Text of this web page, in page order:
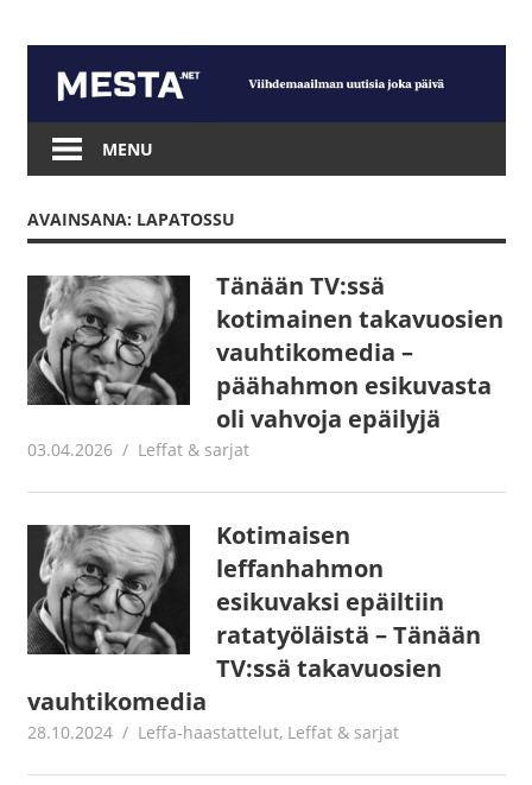
content
Mesta.net
MENU
AVAINSANA: LAPATOSSU
Tänään TV:ssä
kotimainen takavuosien
vauhtikomedia –
päähahmon esikuvasta
oli vahvoja epäilyjä
03.04.2026 Jouni Hirn
Leffat & sarjat
Kotimaisen
leffanhahmon
esikuvaksi epäiltiin
ratatyöläistä – Tänään
TV:ssä takavuosien
vauhtikomedia
28.10.2024 Jouni Hirn
Leffa-haastattelut, Leffat & sarjat